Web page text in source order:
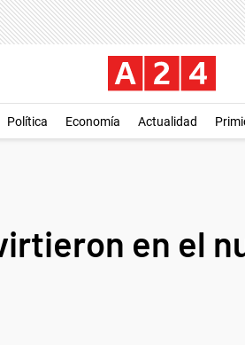
Política Economía Actualidad
en el